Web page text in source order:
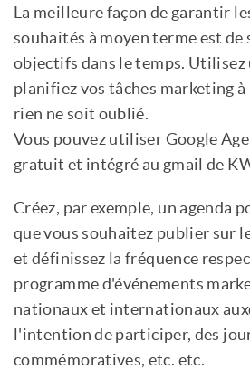
La meilleure façon de garantir
souhaités à moyen terme est de
objectifs dans le temps. Utilisez
planifiez vos tâches marketing à
rien ne soit oublié.
Vous pouvez utiliser Google
gratuit et intégré au gmail de
Créez, par exemple, un agenda
que vous souhaitez publier sur
et définissez la fréquence
programme d'événements
nationaux et internationaux
l'intention de participer, des
commémoratives, etc. etc.